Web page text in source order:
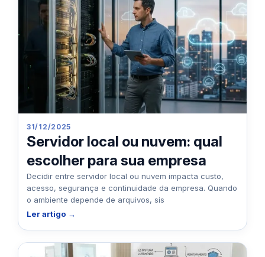
31/12/2025
Servidor local ou nuvem: qual
escolher para sua empresa
Decidir entre servidor local ou nuvem impacta custo,
acesso, segurança e continuidade da empresa. Quando
o ambiente depende de arquivos, sis
Ler artigo →